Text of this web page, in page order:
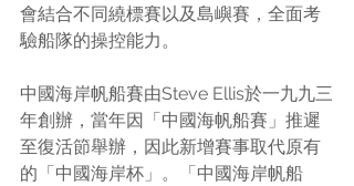
會結合不同繞標賽以及島嶼賽，全面考
驗船隊的操控能力。
中國海岸帆船賽由Steve Ellis於一九九三
年創辦，當年因「中國海帆船賽」推遲
至復活節舉辦，因此新增賽事取代原有
的「中國海岸杯」。「中國海岸帆船